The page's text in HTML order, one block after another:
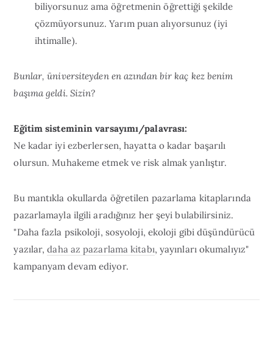
biliyorsunuz ama öğretmenin öğrettiği şekilde
çözmüyorsunuz. Yarım puan alıyorsunuz (iyi
ihtimalle).
Bunlar, üniversiteyden en azından bir kaç kez benim
başıma geldi. Sizin?
Eğitim sisteminin varsayımı/palavrası:
Ne kadar iyi ezberlersen, hayatta o kadar başarılı
olursun. Muhakeme etmek ve risk almak yanlıştır.
Bu mantıkla okullarda öğretilen pazarlama kitaplarında
pazarlamayla ilgili aradığınız her şeyi bulabilirsiniz.
"Daha fazla psikoloji, sosyoloji, ekoloji gibi düşündürücü
yazılar,daha az pazarlama kitabı, yayınları okumalıyız"
kampanyam devam ediyor.